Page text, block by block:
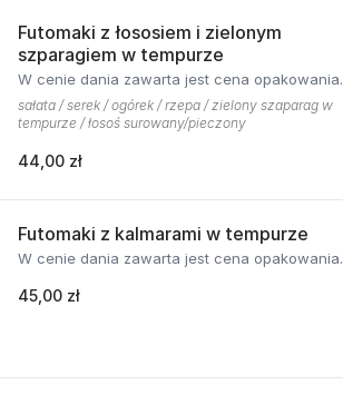
Futomaki z łososiem i zielonym
szparagiem w tempurze
W cenie dania zawarta jest cena opakowania.
sałata / serek / ogórek / rzepa / zielony szaparag w
tempurze / łosoś surowany/pieczony
44,00 zł
Futomaki z kalmarami w tempurze
W cenie dania zawarta jest cena opakowania.
45,00 zł